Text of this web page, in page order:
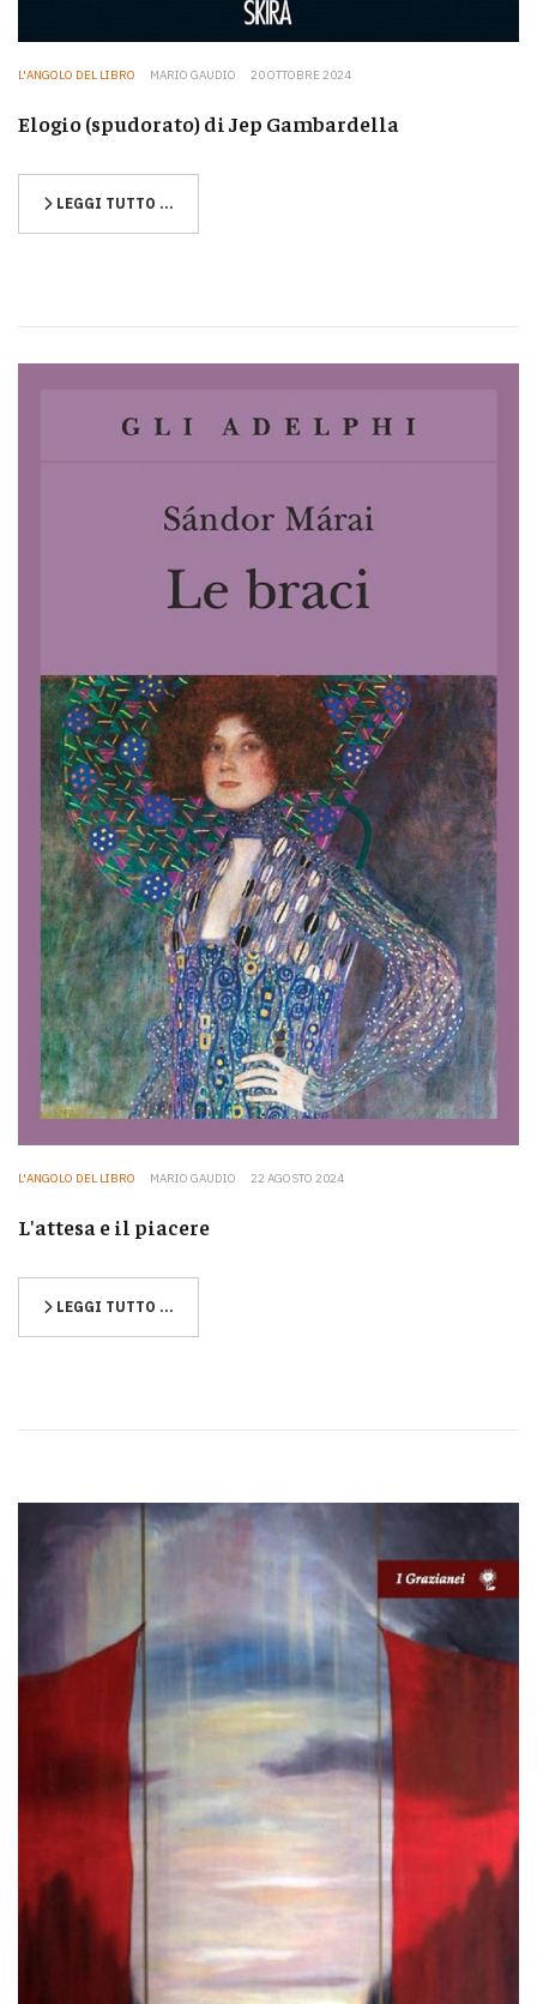
L'ANGOLO DEL LIBRO MARIO GAUDIO 20 OTTOBRE 2024
Elogio (spudorato) di Jep Gambardella
LEGGI TUTTO …
L'ANGOLO DEL LIBRO MARIO GAUDIO 22 AGOSTO 2024
L'attesa e il piacere
LEGGI TUTTO …